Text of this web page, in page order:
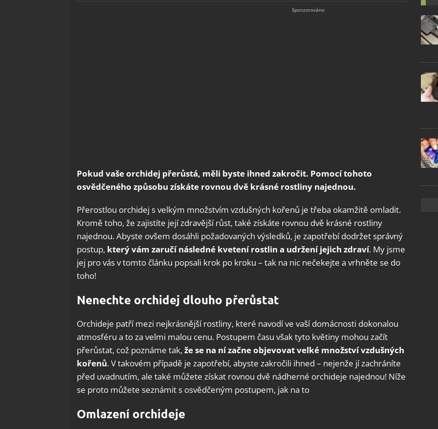
Pokud vaše orchidej přerůstá, měli byste ihned zakročit. Pomocí tohoto
osvědčeného způsobu získáte rovnou dvě krásné rostliny najednou.
Přerostlou orchidej s velkým množstvím vzdušných kořenů je třeba okamžitě omladit.
Kromě toho, že zajistíte její zdravější růst, také získáte rovnou dvě krásné rostliny
najednou. Abyste ovšem dosáhli požadovaných výsledků, je zapotřebí dodržet správný
postup, který vám zaručí následné kvetení rostlin a udržení jejich zdraví. My jsme
jej pro vás v tomto článku popsali krok po kroku – tak na nic nečekejte a vrhněte se do
toho!
Nenechte orchidej dlouho přerůstat
Orchideje patří mezi nejkrásnější rostliny, které navodí ve vaší domácnosti dokonalou
atmosféru a to za velmi malou cenu. Postupem času však tyto květiny mohou začít
přerůstat, což poznáme tak, že se na ní začne objevovat velké množství vzdušných
kořenů. V takovém případě je zapotřebí, abyste zakročili ihned – nejenže jí zachráníte
před uvadnutím, ale také můžete získat rovnou dvě nádherné orchideje najednou! Níže
se proto můžete seznámit s osvědčeným postupem, jak na to
Omlazení orchideje